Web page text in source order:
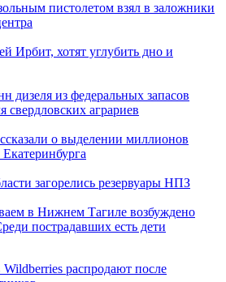
пистолетом взял в заложники
Ирбит, хотят углубить дно и
дизеля из федеральных запасов
свердловских аграриев
о выделении миллионов
загорелись резервуары НПЗ
в Нижнем Тагиле возбуждено
пострадавших есть дети
распродают после